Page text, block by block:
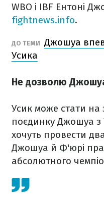
WBO і IBF Ентоні
fightnews.info.
ДО ТЕМИ Джошуа
Усика
Не дозволю
Усик може стати на
поєдинку Джошуа з
хочуть провести
Джошуа й Ф'юрі
абсолютного